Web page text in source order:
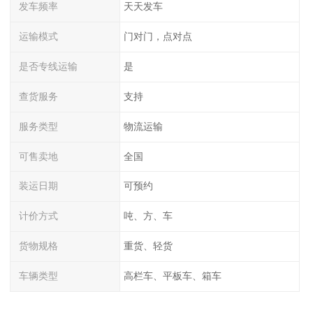
发车频率 天天发车
运输模式 门对门，点对点
是否专线运输 是
查货服务 支持
服务类型 物流运输
可售卖地 全国
装运日期 可预约
计价方式 吨、方、车
货物规格 重货、轻货
车辆类型 高栏车、平板车、箱车